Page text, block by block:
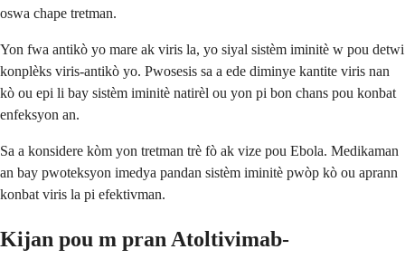
oswa chape tretman.
Yon fwa antikò yo mare ak viris la, yo siyal sistèm iminitè w pou detwi
konplèks viris-antikò yo. Pwosesis sa a ede diminye kantite viris nan
kò ou epi li bay sistèm iminitè natirèl ou yon pi bon chans pou konbat
enfeksyon an.
Sa a konsidere kòm yon tretman trè fò ak vize pou Ebola. Medikaman
an bay pwoteksyon imedya pandan sistèm iminitè pwòp kò ou aprann
konbat viris la pi efektivman.
Kijan pou m pran Atoltivimab-